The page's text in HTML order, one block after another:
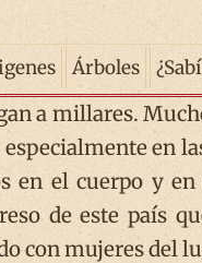
Árboles
a millares.
especialmente en
en el cuerpo y
de este país
con mujeres del